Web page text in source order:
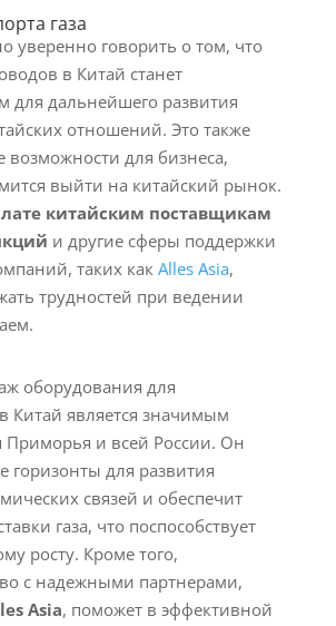
газа
уверенно говорить о том, что
в Китай станет
для дальнейшего развития
отношений. Это также
возможности для бизнеса,
выйти на китайский рынок.
китайским поставщикам
и другие сферы поддержки
таких как Alles Asia,
трудностей при ведении
оборудования для
в Китай является значимым
Приморья и всей России. Он
горизонты для развития
связей и обеспечит
газа, что поспособствует
росту. Кроме того,
с надежными партнерами,
Asia, поможет в эффективной